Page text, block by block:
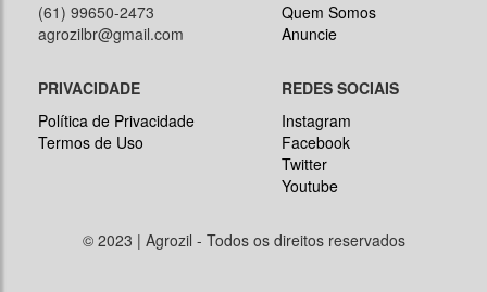
(61) 99650-2473
agrozilbr@gmail.com
Quem Somos
Anuncie
PRIVACIDADE
Política de Privacidade
Termos de Uso
REDES SOCIAIS
Instagram
Facebook
Twitter
Youtube
© 2023 | Agrozil - Todos os direitos reservados